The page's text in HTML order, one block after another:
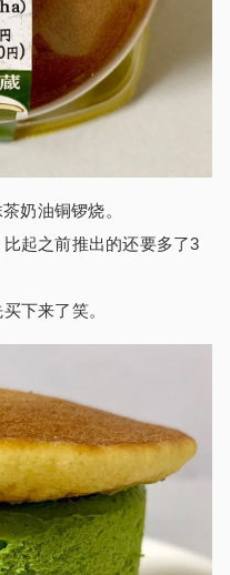
奶油铜锣烧。
起之前推出的还要多了3
下来了笑。